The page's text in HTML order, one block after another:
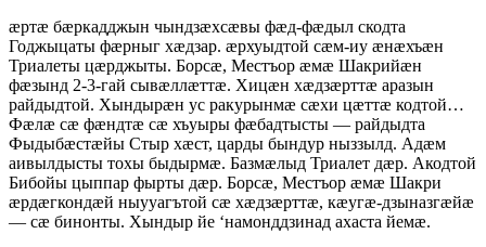
ӕртӕ бӕркадджын чындзӕхсӕвы фӕд-фӕдыл скодта
Годжыцаты фӕрныг хӕдзар. ӕрхуыдтой сӕм-иу ӕнӕхъӕн
Триалеты цӕрджыты. Борсӕ, Местъор ӕмӕ Шакрийӕн
фӕзынд 2-3-гай сывӕллӕттӕ. Хицӕн хӕдзӕрттӕ аразын
райдыдтой. Хындырӕн ус ракурынмӕ сӕхи цӕттӕ кодтой…
Фӕлӕ сӕ фӕндтӕ сӕ хъуыры фӕбадтысты — райдыдта
Фыдыбӕстӕйы Стыр хӕст, царды бындур ныззылд. Адӕм
аивылдысты тохы быдырмӕ. Базмӕлыд Триалет дӕр. Акодтой
Бибойы цыппар фырты дӕр. Борсӕ, Местъор ӕмӕ Шакри
ӕрдӕгкондӕй ныууагътой сӕ хӕдзӕрттӕ, кӕугӕ-дзыназгӕйӕ
— сӕ бинонты. Хындыр йе ‘намонддзинад ахаста йемӕ.